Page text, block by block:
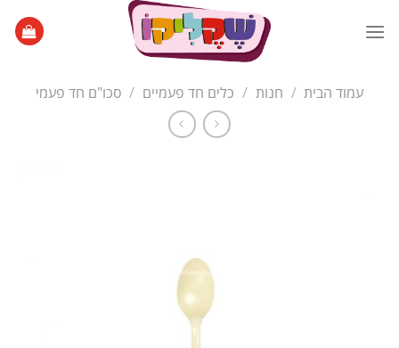
עמוד הבית / חנות / כלים חד פעמיים / סכו"ם חד פעמי